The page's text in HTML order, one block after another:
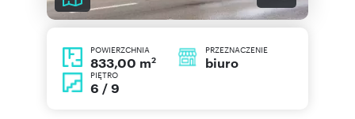
POWIERZCHNIA
833,00 m2
PRZEZNACZENIE
biuro
PIĘTRO
6 / 9